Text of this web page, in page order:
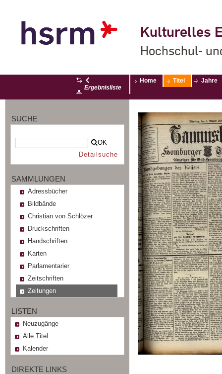
Kulturelles
Hochschul-
Ergebnisliste
Home Titel Jahre
SUCHE
OK
Detailsuche
SAMMLUNGEN
Adressbücher
Bildbände
Christian von Schlözer
Druckschriften
Handschriften
Karten
Parlamentarier
Zeitschriften
Zeitungen
LISTEN
Neuzugänge
Alle Titel
Kalender
DIREKTE LINKS